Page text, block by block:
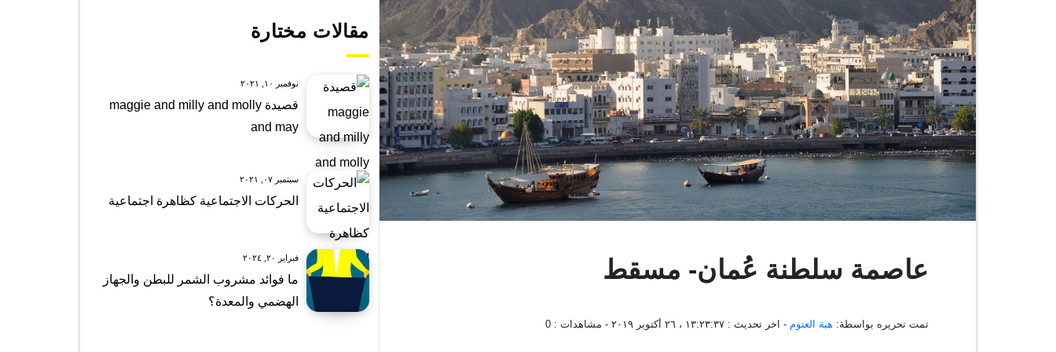
عاصمة سلطنة عُمان- مسقط
تمت تحريره بواسطة: هبة العتوم - اخر تحديث : ١٣:٢٣:٣٧ ، ٢٦ أكتوبر ٢٠١٩ - مشاهدات : 0
مقالات مختارة
نوفمبر ١٠, ٢٠٢١
قصيدة maggie and milly and molly
and may
سبتمبر ٠٧, ٢٠٢١
الحركات الاجتماعية كظاهرة اجتماعية
فبراير ٢٠, ٢٠٢٤
ما فوائد مشروب الشمر للبطن والجهاز
الهضمي والمعدة؟